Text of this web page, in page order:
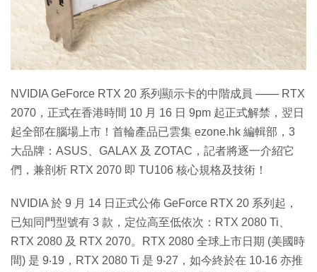
NVIDIA GeForce RTX 20 系列顯示卡的中階成員 ─── RTX
2070，正式在香港時間 10 月 16 日 9pm 起正式解禁，翌日
起全部在腦場上市！首輪產品已雲集 ezone.hk 編輯部，3
大品牌：ASUS、GALAX 及 ZOTAC，記者將逐一介紹它
們，兼剖析 RTX 2070 即 TU106 核心規格及技術！
NVIDIA 於 9 月 14 日正式公佈 GeForce RTX 20 系列起，
已知同門型號有 3 款，定位高至低依次：RTX 2080 Ti、
RTX 2080 及 RTX 2070。RTX 2080 全球上市日期 (美國時
間) 是 9‧19，RTX 2080 Ti 是 9‧27，如今終於在 10‧16 亦推